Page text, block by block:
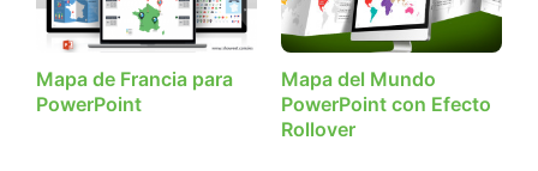
Mapa de Francia para
PowerPoint
Mapa del Mundo
PowerPoint con Efecto
Rollover